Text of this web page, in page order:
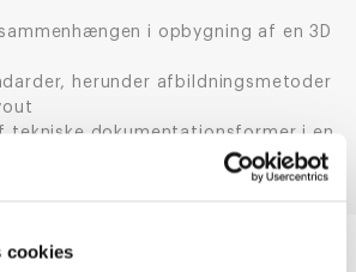
cookies
i opbygning af en 3D
herunder afbildningsmetoder
tekniske dokumentationsformer i en
som kommunikationsmiddel.